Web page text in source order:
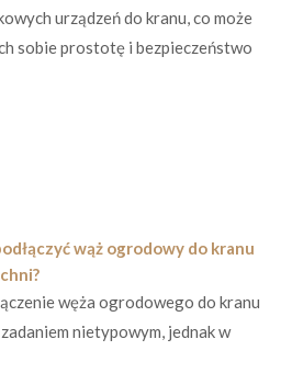
urządzeń do kranu, co może
sobie prostotę i bezpieczeństwo
wąż ogrodowy do kranu
węża ogrodowego do kranu
nietypowym, jednak w